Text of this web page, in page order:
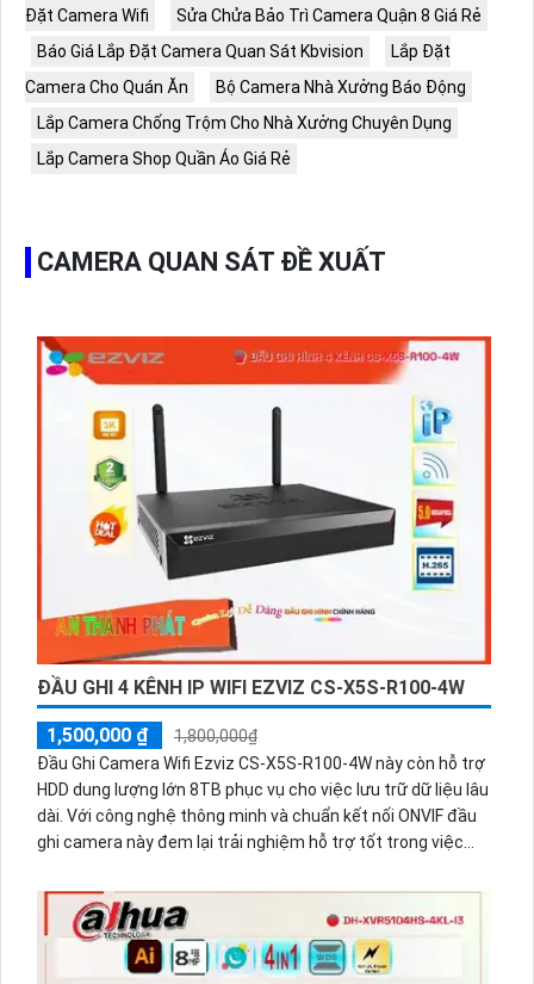
Đặt Camera Wifi
Sửa Chửa Bảo Trì Camera Quận 8 Giá Rẻ
Báo Giá Lắp Đặt Camera Quan Sát Kbvision
Lắp Đặt
Camera Cho Quán Ăn
Bộ Camera Nhà Xưởng Báo Động
Lắp Camera Chống Trộm Cho Nhà Xưởng Chuyên Dụng
Lắp Camera Shop Quần Áo Giá Rẻ
CAMERA QUAN SÁT ĐỀ XUẤT
ĐẦU GHI 4 KÊNH IP WIFI EZVIZ CS-X5S-R100-4W
1,500,000 ₫
1,800,000₫
Đầu Ghi Camera Wifi Ezviz CS-X5S-R100-4W này còn hỗ trợ
HDD dung lượng lớn 8TB phục vụ cho việc lưu trữ dữ liệu lâu
dài. Với công nghệ thông minh và chuẩn kết nối ONVIF đầu
ghi camera này đem lại trải nghiệm hỗ trợ tốt trong việc
sự là một sự lựa chọn ưu việt cho công trình của bạn.Đầu
Ghi HD IP CS-X5S-R100-4W là thiết bị an toàn cho công trình
dân dụng với khả năng lưu trữ lên đến 8TB. Với công nghệ
tiết kiệm năng lượng và xử lý hình ảnh sắc nét, đây là lựa